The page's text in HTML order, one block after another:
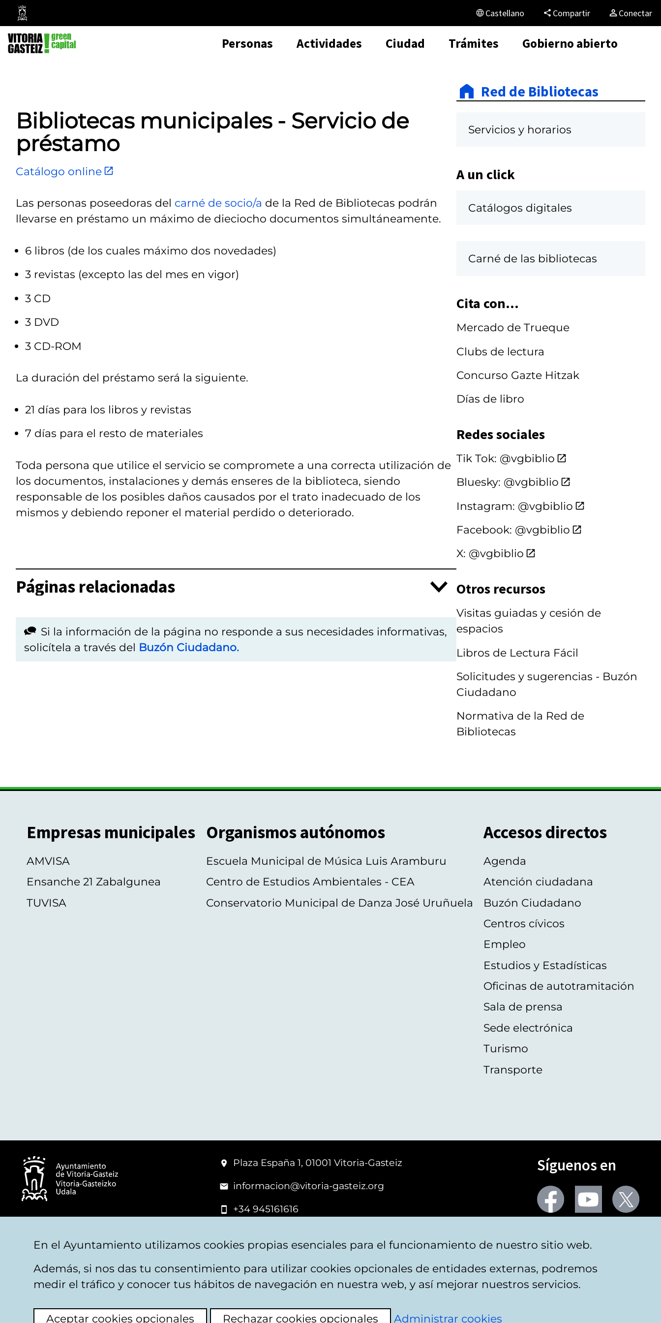
Ayuntamiento
Vitoria-
Gasteiz
Castellano Compartir Conectar
Personas Actividades Ciudad Trámites Gobierno abierto
Bibliotecas municipales - Servicio de
préstamo
Catálogo online
Las personas poseedoras del carné de socio/a de la Red de Bibliotecas podrán
llevarse en préstamo un máximo de dieciocho documentos simultáneamente.
6 libros (de los cuales máximo dos novedades)
3 revistas (excepto las del mes en vigor)
3 CD
3 DVD
3 CD-ROM
La duración del préstamo será la siguiente.
21 días para los libros y revistas
7 días para el resto de materiales
Toda persona que utilice el servicio se compromete a una correcta utilización de
los documentos, instalaciones y demás enseres de la biblioteca, siendo
responsable de los posibles daños causados por el trato inadecuado de los
mismos y debiendo reponer el material perdido o deteriorado.
Páginas relacionadas
Si la información de la página no responde a sus necesidades informativas,
solicítela a través del Buzón Ciudadano.
Red de Bibliotecas
Servicios y horarios
A un click
Catálogos digitales
Carné de las bibliotecas
Cita con...
Mercado de Trueque
Clubs de lectura
Concurso Gazte Hitzak
Días de libro
Redes sociales
Tik Tok: @vgbiblio
Bluesky: @vgbiblio
Instagram: @vgbiblio
Facebook: @vgbiblio
X: @vgbiblio
Otros recursos
Visitas guiadas y cesión de
espacios
Libros de Lectura Fácil
Solicitudes y sugerencias - Buzón
Ciudadano
Normativa de la Red de
Bibliotecas
Empresas municipales
AMVISA
Ensanche 21 Zabalgunea
TUVISA
Organismos autónomos
Escuela Municipal de Música Luis Aramburu
Centro de Estudios Ambientales - CEA
Conservatorio Municipal de Danza José Uruñuela
Accesos directos
Agenda
Atención ciudadana
Buzón Ciudadano
Centros cívicos
Empleo
Estudios y Estadísticas
Oficinas de autotramitación
Sala de prensa
Sede electrónica
Turismo
Transporte
Plaza España 1, 01001 Vitoria-Gasteiz
informacion@vitoria-gasteiz.org
+34 945161616
Síguenos en
Seguir
en
facebook
Seguir
en
youtubeX
Aviso legal Privacidad Politica de cookies Mapa web Accesibilidad Contacto
En el Ayuntamiento utilizamos cookies propias esenciales para el funcionamiento de nuestro sitio web.
Además, si nos das tu consentimiento para utilizar cookies opcionales de entidades externas, podremos
medir el tráfico y conocer tus hábitos de navegación en nuestra web, y así mejorar nuestros servicios.
Aceptar cookies opcionales Rechazar cookies opcionales Administrar cookies